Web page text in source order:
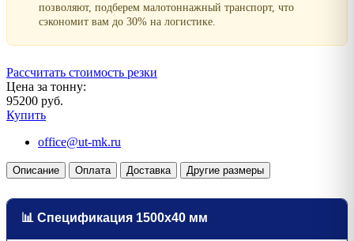
позволяют, подберем малотоннажный транспорт, что
сэкономит вам до 30% на логистике.
Рассчитать стоимость резки
Цена за тонну:
95200 руб.
Купить
office@ut-mk.ru
Описание Оплата Доставка Другие размеры
📊 Спецификация 1500х40 мм